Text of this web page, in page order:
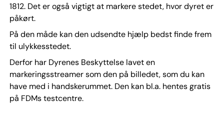
1812. Det er også vigtigt at markere stedet, hvor dyret er
påkørt.
På den måde kan den udsendte hjælp bedst finde frem
til ulykkesstedet.
Derfor har Dyrenes Beskyttelse lavet en
markeringsstreamer som den på billedet, som du kan
have med i handskerummet. Den kan bl.a. hentes gratis
på FDMs testcentre.